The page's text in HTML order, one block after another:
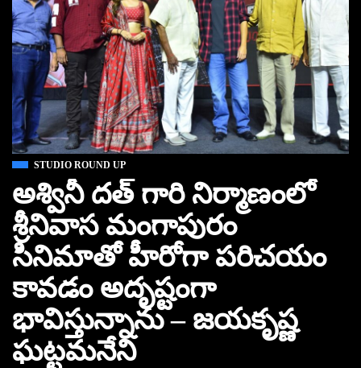
STUDIO ROUND UP
అశ్వినీ దత్ గారి నిర్మాణంలో
శ్రీనివాస మంగాపురం
సినిమాతో హీరోగా పరిచయం
కావడం అదృష్టంగా
భావిస్తున్నాను – జయకృష్ణ
ఘట్టమనేని